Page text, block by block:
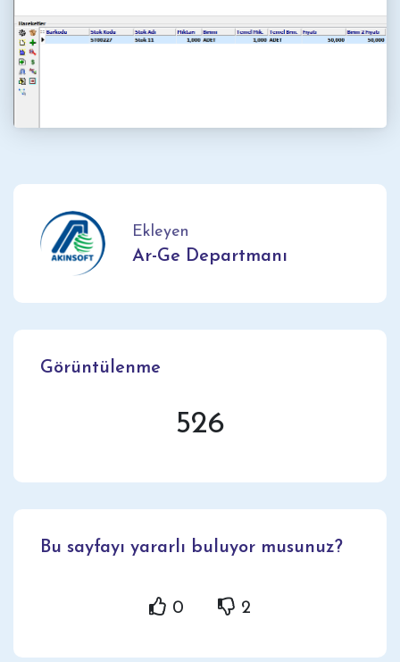
Ekleyen
Ar-Ge Departmanı
Görüntülenme
526
Bu sayfayı yararlı buluyor musunuz?
0 2